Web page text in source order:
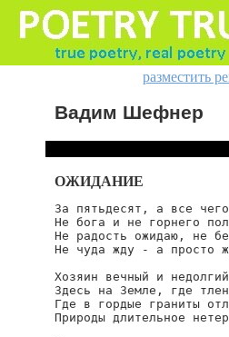
разместить
Вадим Шефнер
ОЖИДАНИЕ
За пятьдесят, а все
Не бога и не горнего
Не радость ожидаю, не
Не чуда жду - а просто
Хозяин вечный и
Здесь на Земле, где
Где в гордые граниты
Природы длительное